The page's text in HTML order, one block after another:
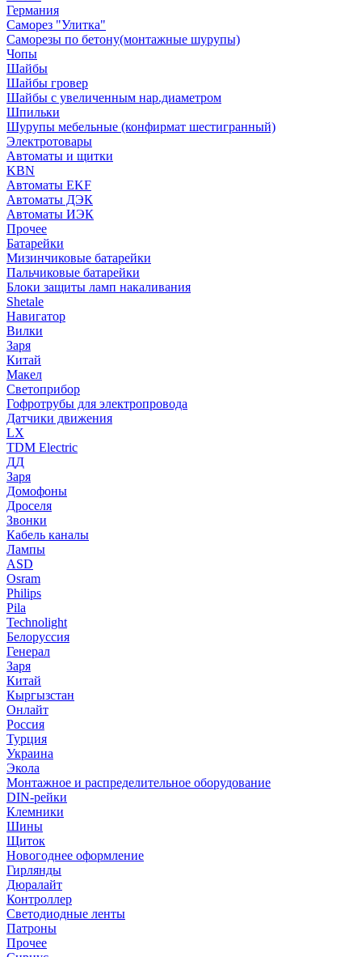
Германия
Саморез "Улитка"
Саморезы по бетону(монтажные шурупы)
Чопы
Шайбы
Шайбы гровер
Шайбы с увеличенным нар.диаметром
Шпильки
Шурупы мебельные (конфирмат шестигранный)
Электротовары
Автоматы и щитки
KBN
Автоматы EKF
Автоматы ДЭК
Автоматы ИЭК
Прочее
Батарейки
Мизинчиковые батарейки
Пальчиковые батарейки
Блоки защиты ламп накаливания
Shetale
Навигатор
Вилки
Заря
Китай
Макел
Светоприбор
Гофротрубы для электропровода
Датчики движения
LX
TDM Electric
ДД
Заря
Домофоны
Дроселя
Звонки
Кабель каналы
Лампы
ASD
Osram
Philips
Pila
Technolight
Белоруссия
Генерал
Заря
Китай
Кыргызстан
Онлайт
Россия
Турция
Украина
Экола
Монтажное и распределительное оборудование
DIN-рейки
Клемники
Шины
Щиток
Новогоднее оформление
Гирлянды
Дюралайт
Контроллер
Светодиодные ленты
Патроны
Прочее